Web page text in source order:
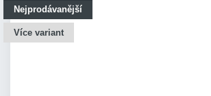
Nejprodávanější
Více variant